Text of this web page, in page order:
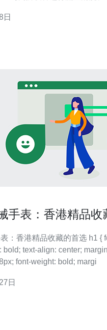
日
手表：香港精品收
精品收藏的首选 h1 { font-size: 24px;
20px 0; } h2 {
font-size: 18px; font-weight: bold; margi
日